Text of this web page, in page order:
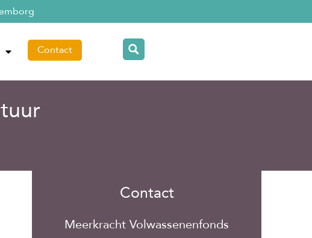
Contact
Contact
Meerkracht Volwassenenfonds